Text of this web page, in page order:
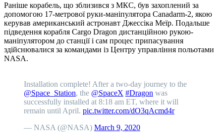
Раніше корабель, що зблизився з МКС, був захоплений за
допомогою 17-метрової руки-маніпулятора Canadarm-2, якою
керував американський астронавт Джессіка Меїр. Подальше
підведення корабля Cargo Dragon дистанційною рукою-
маніпулятором до станції і сам процес припасування
здійснювалися за командами із Центру управління польотами
NASA.
Installation complete! After a two-day journey to the
@Space_Station, the @SpaceX #Dragon was
successfully installed at 8:18 am ET, where it will
remain until April. pic.twitter.com/dO3qAcmd4r
— NASA (@NASA) March 9, 2020